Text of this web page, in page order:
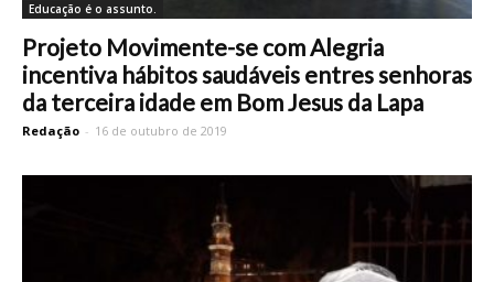
Educação é o assunto.
Projeto Movimente-se com Alegria
incentiva hábitos saudáveis entres senhoras
da terceira idade em Bom Jesus da Lapa
Redação - 16 de outubro de 2019